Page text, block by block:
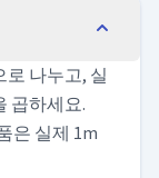
나누고, 실
곱하세요.
은 실제 1m